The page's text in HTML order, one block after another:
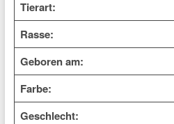
Tierart:
Rasse:
Geboren am:
Farbe:
Geschlecht: